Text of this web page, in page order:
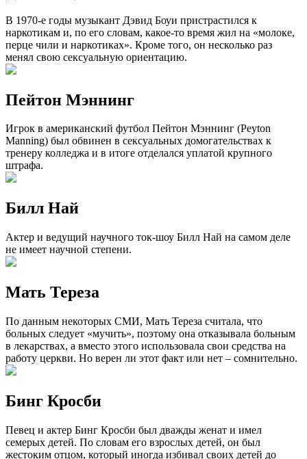
В 1970-е годы музыкант Дэвид Боуи пристрастился к
наркотикам и, по его словам, какое-то время жил на «молоке,
перце чили и наркотиках». Кроме того, он несколько раз
менял свою сексуальную ориентацию.
Пейтон Мэннинг
Игрок в американский футбол Пейтон Мэннинг (Peyton
Manning) был обвинен в сексуальных домогательствах к
тренеру колледжа и в итоге отделался уплатой крупного
штрафа.
Билл Най
Актер и ведущий научного ток-шоу Билл Най на самом деле
не имеет научной степени.
Мать Тереза
По данным некоторых СМИ, Мать Тереза ​​считала, что
больных следует «мучить», поэтому она отказывала больным
в лекарствах, а вместо этого использовала свои средства на
работу церкви. Но верен ли этот факт или нет – сомнительно.
Бинг Кросби
Певец и актер Бинг Кросби был дважды женат и имел
семерых детей. По словам его взрослых детей, он был
жестоким отцом, который иногда избивал своих детей до